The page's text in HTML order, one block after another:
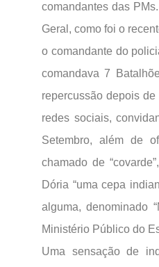
comandantes das
Geral, como foi o
o comandante do
comandava 7
repercussão depois
redes sociais,
Setembro, além de
chamado de
Dória “uma cepa
alguma, denominado
Ministério Público do
Uma sensação de